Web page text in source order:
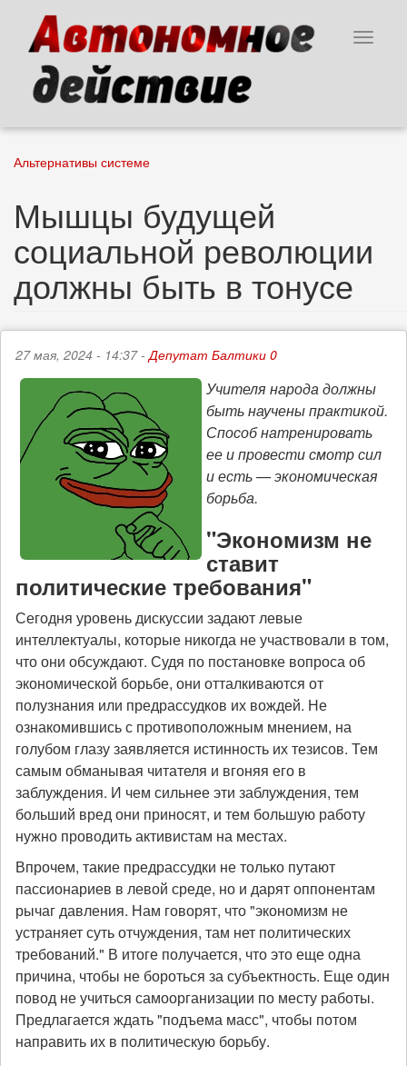
основному
содержанию
Toggle
Альтернативы системе
Мышцы будущей
социальной революции
должны быть в тонусе
27 мая, 2024 - 14:37 -Депутат Балтики 0
Учителя народа должны
быть научены практикой.
Способ натренировать
ее и провести смотр сил
и есть — экономическая
борьба.
"Экономизм не
ставит
политические требования"
Сегодня уровень дискуссии задают левые
интеллектуалы, которые никогда не участвовали в том,
что они обсуждают. Судя по постановке вопроса об
экономической борьбе, они отталкиваются от
полузнания или предрассудков их вождей. Не
ознакомившись с противоположным мнением, на
голубом глазу заявляется истинность их тезисов. Тем
самым обманывая читателя и вгоняя его в
заблуждения. И чем сильнее эти заблуждения, тем
больший вред они приносят, и тем большую работу
нужно проводить активистам на местах.
Впрочем, такие предрассудки не только путают
пассионариев в левой среде, но и дарят оппонентам
рычаг давления. Нам говорят, что "экономизм не
устраняет суть отчуждения, там нет политических
требований." В итоге получается, что это еще одна
причина, чтобы не бороться за субъектность. Еще один
повод не учиться самоорганизации по месту работы.
Предлагается ждать "подъема масс", чтобы потом
направить их в политическую борьбу.